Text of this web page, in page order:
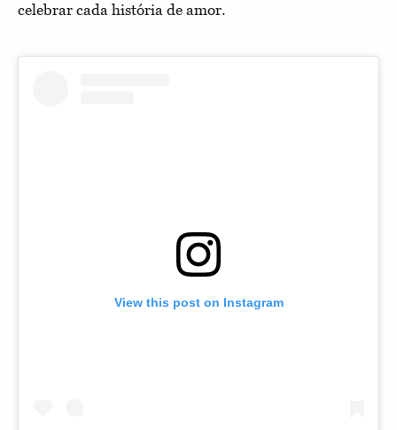
celebrar cada história de amor.
View this post on Instagram